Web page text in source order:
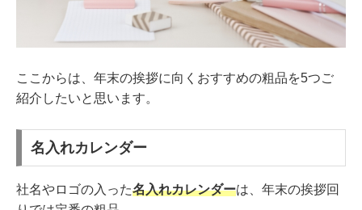
ここからは、年末の挨拶に向くおすすめの粗品を5つご
紹介したいと思います。
名入れカレンダー
社名やロゴの入った名入れカレンダーは、年末の挨拶回